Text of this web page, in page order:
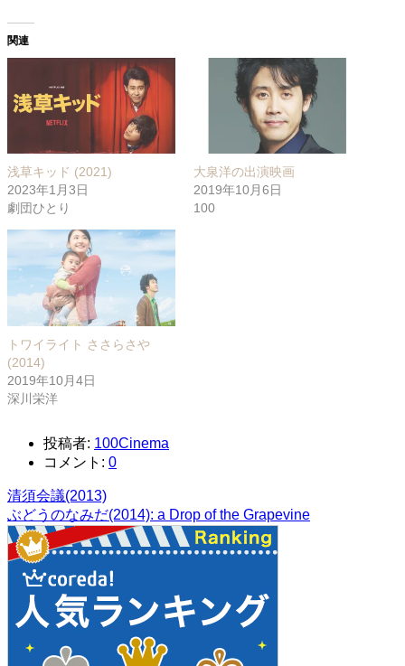
関連
浅草キッド (2021)
2023年1月3日
劇団ひとり
大泉洋の出演映画
2019年10月6日
100
トワイライト ささらさや
(2014)
2019年10月4日
深川栄洋
投稿者: 100Cinema
コメント: 0
清須会議(2013)
ぶどうのなみだ(2014): a Drop of the Grapevine